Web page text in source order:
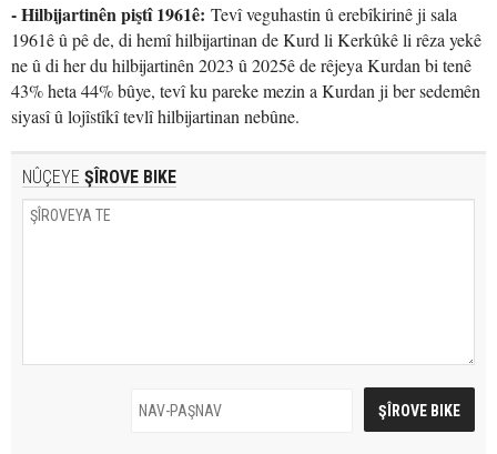
- Hilbijartinên piştî 1961ê: Tevî veguhastin û erebîkirinê ji sala
1961ê û pê de, di hemî hilbijartinan de Kurd li Kerkûkê li rêza yekê
ne û di her du hilbijartinên 2023 û 2025ê de rêjeya Kurdan bi tenê
43% heta 44% bûye, tevî ku pareke mezin a Kurdan ji ber sedemên
siyasî û lojîstîkî tevlî hilbijartinan nebûne.
NÛÇEYE ŞÎROVE BIKE